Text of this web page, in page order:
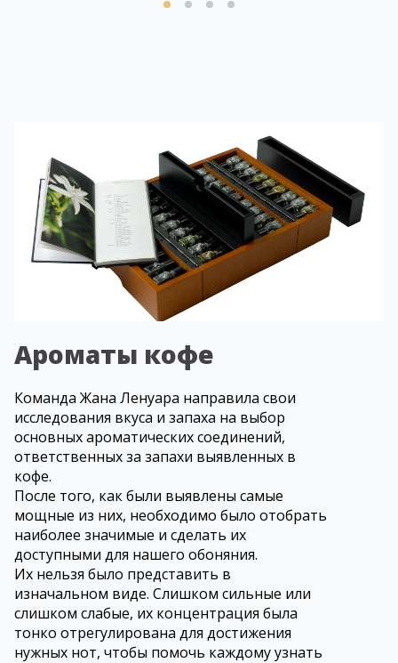
Ароматы кофе
Команда Жана Ленуара направила свои
исследования вкуса и запаха на выбор
основных ароматических соединений,
ответственных за запахи выявленных в
кофе.
После того, как были выявлены самые
мощные из них, необходимо было отобрать
наиболее значимые и сделать их
доступными для нашего обоняния.
Их нельзя было представить в
изначальном виде. Слишком сильные или
слишком слабые, их концентрация была
тонко отрегулирована для достижения
нужных нот, чтобы помочь каждому узнать